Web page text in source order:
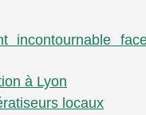
incontournable
à Lyon
locaux